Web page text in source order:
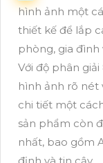
hình ảnh một
thiết kế để lắp
phòng, gia đình
Với độ phân
hình ảnh rõ nét
chi tiết một
sản phẩm còn
nhất, bao gồm
định và tin cậy.